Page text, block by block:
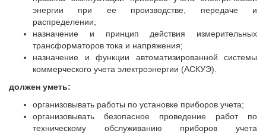
энергии при ее производстве, передаче и
распределении;
назначение и принцип действия измерительных
трансформаторов тока и напряжения;
назначение и функции автоматизированной системы
коммерческого учета электроэнергии (АСКУЭ).
должен уметь:
организовывать работы по установке приборов учета;
организовывать безопасное проведение работ по
техническому обслуживанию приборов учета